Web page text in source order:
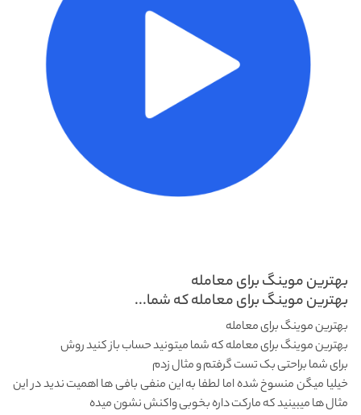
بهترین موینگ برای معامله
بهترین موینگ برای معامله که شما...
بهترین موینگ برای معامله
بهترین موینگ برای معامله که شما میتونید حساب باز کنید روش
برای شما براحتی بک تست گرفتم و مثال زدم
خیلیا میگن منسوخ شده اما لطفا به این منفی بافی ها اهمیت ندید در این
مثال ها میبینید که مارکت داره بخوبی واکنش نشون میده